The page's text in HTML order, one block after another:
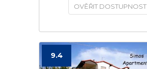
OVĚŘIT DOSTUPNOST
9.4